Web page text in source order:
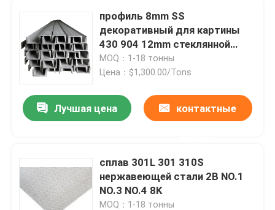
профиль 8mm SS
декоративный для картины
430 904 12mm стеклянной
взрывая
MOQ：1-18 тонны
Цена：$1,300.00/Tons
Лучшая цена контактные
сплав 301L 301 310S
нержавеющей стали 2B NO.1
NO.3 NO.4 8K
MOQ：1-18 тонны